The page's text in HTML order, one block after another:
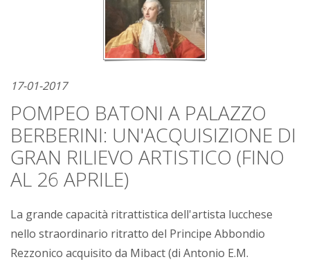
17-01-2017
POMPEO BATONI A PALAZZO
BERBERINI: UN'ACQUISIZIONE DI
GRAN RILIEVO ARTISTICO (FINO
AL 26 APRILE)
La grande capacità ritrattistica dell'artista lucchese
nello straordinario ritratto del Principe Abbondio
Rezzonico acquisito da Mibact (di Antonio E.M.